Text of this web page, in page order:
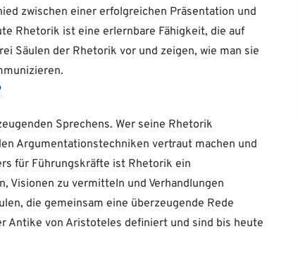
zwischen einer erfolgreichen Präsentation und
Rhetorik ist eine erlernbare Fähigkeit, die auf
Säulen der Rhetorik vor und zeigen, wie man sie
Sprechens. Wer seine Rhetorik
Argumentationstechniken vertraut machen und
für Führungskräfte ist Rhetorik ein
Visionen zu vermitteln und Verhandlungen
die gemeinsam eine überzeugende Rede
Antike von Aristoteles definiert und sind bis heute